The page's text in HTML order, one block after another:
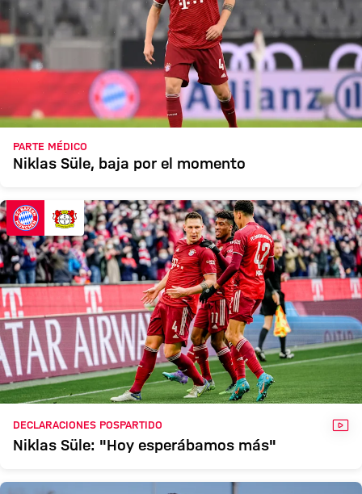
PARTE MÉDICO
Niklas Süle, baja por el momento
DECLARACIONES POSPARTIDO
Niklas Süle: "Hoy esperábamos más"